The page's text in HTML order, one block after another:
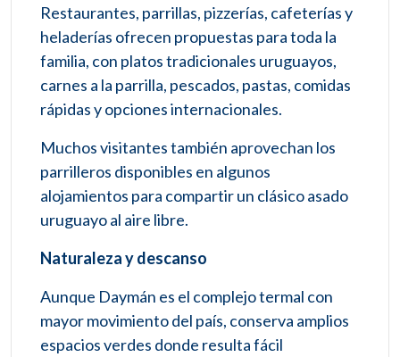
Restaurantes, parrillas, pizzerías, cafeterías y
heladerías ofrecen propuestas para toda la
familia, con platos tradicionales uruguayos,
carnes a la parrilla, pescados, pastas, comidas
rápidas y opciones internacionales.
Muchos visitantes también aprovechan los
parrilleros disponibles en algunos
alojamientos para compartir un clásico asado
uruguayo al aire libre.
Naturaleza y descanso
Aunque Daymán es el complejo termal con
mayor movimiento del país, conserva amplios
espacios verdes donde resulta fácil